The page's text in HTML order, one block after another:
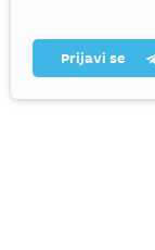
Prijavi se